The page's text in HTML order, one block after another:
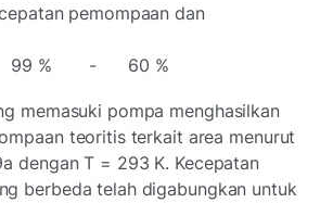
pemompaan dan
% - 60 %
memasuki pompa menghasilkan
teoritis terkait area menurut
dengan T = 293 K. Kecepatan
berbeda telah digabungkan untuk